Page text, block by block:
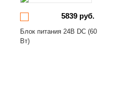
5839 руб.
Блок питания 24В DC (60
Вт)